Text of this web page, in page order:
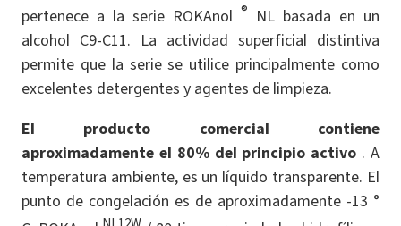
pertenece a la serie ROKAnol ® NL basada en un
alcohol C9-C11. La actividad superficial distintiva
permite que la serie se utilice principalmente como
excelentes detergentes y agentes de limpieza.
El producto comercial contiene
aproximadamente el 80% del principio activo . A
temperatura ambiente, es un líquido transparente. El
punto de congelación es de aproximadamente -13 °